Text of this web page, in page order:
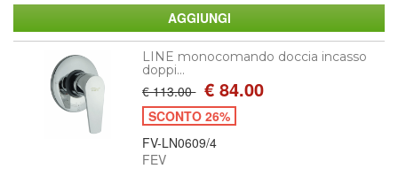
LINE monocomando doccia incasso
doppi...
€ 113.00 € 84.00
SCONTO 26%
FV-LN0609/4
FEV